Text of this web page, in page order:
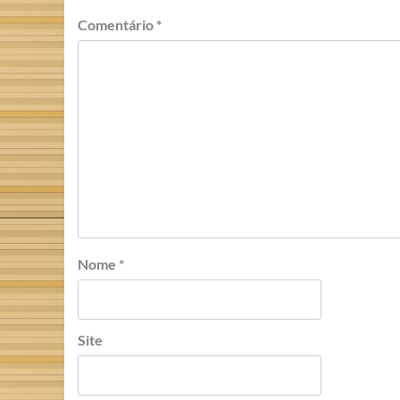
Comentário *
Nome *
Site